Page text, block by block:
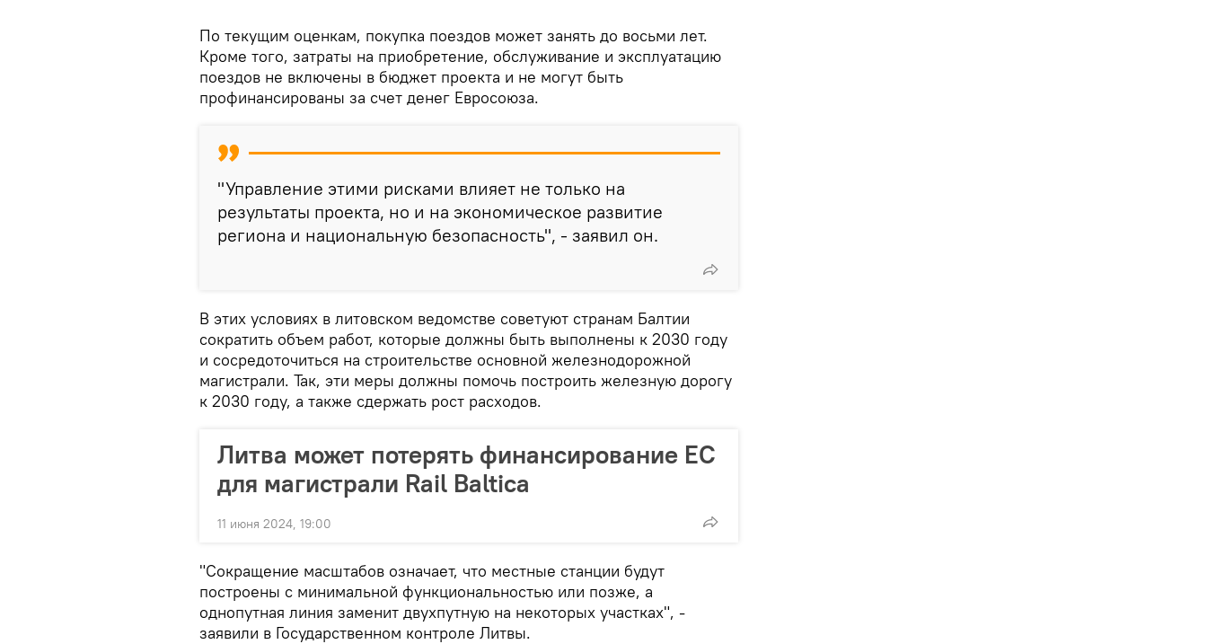
По текущим оценкам, покупка поездов может занять до восьми лет.
Кроме того, затраты на приобретение, обслуживание и эксплуатацию
поездов не включены в бюджет проекта и не могут быть
профинансированы за счет денег Евросоюза.
"Управление этими рисками влияет не только на
результаты проекта, но и на экономическое развитие
региона и национальную безопасность", - заявил он.
В этих условиях в литовском ведомстве советуют странам Балтии
сократить объем работ, которые должны быть выполнены к 2030 году
и сосредоточиться на строительстве основной железнодорожной
магистрали. Так, эти меры должны помочь построить железную дорогу
к 2030 году, а также сдержать рост расходов.
Литва может потерять финансирование ЕС
для магистрали Rail Baltica
11 июня 2024, 19:00
"Сокращение масштабов означает, что местные станции будут
построены с минимальной функциональностью или позже, а
однопутная линия заменит двухпутную на некоторых участках", -
заявили в Государственном контроле Литвы.